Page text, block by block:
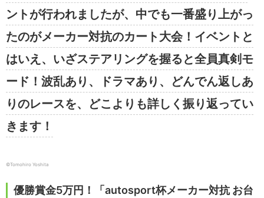
ントが行われましたが、中でも一番盛り上がっ
たのがメーカー対抗のカート大会！イベントと
はいえ、いざステアリングを握ると全員真剣モ
ード！波乱あり、ドラマあり、どんでん返しあ
りのレースを、どこよりも詳しく振り返ってい
きます！
©︎Tomohiro Yoshita
優勝賞金5万円！「autosport杯メーカー対抗 お台